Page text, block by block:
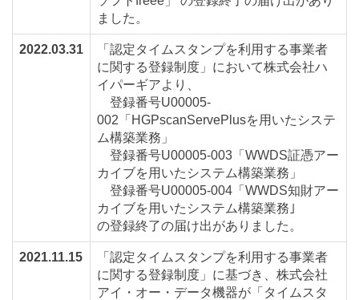
ました。
2022.03.31
「認定タイムスタンプを利用する事業者
に関する登録制度」において株式会社ハ
イパーギアより、
登録番号U00005-
002「HGPscanServePlusを用いたシステ
ム構築業務」
登録番号U00005-003「WWDS証憑アー
カイブを用いたシステム構築業務」
登録番号U00005-004「WWDS知財アー
カイブを用いたシステム構築業務｣
の登録終了の届け出がありました。
2021.11.15
「認定タイムスタンプを利用する事業者
に関する登録制度」に基づき、株式会社
アイ・オー・データ機器が「タイムスタ